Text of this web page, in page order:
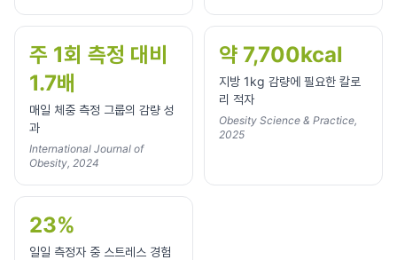
주 1회 측정 대비
1.7배
매일 체중 측정 그룹의 감량 성
과
International Journal of
Obesity, 2024
약 7,700kcal
지방 1kg 감량에 필요한 칼로
리 적자
Obesity Science & Practice,
2025
23%
일일 측정자 중 스트레스 경험